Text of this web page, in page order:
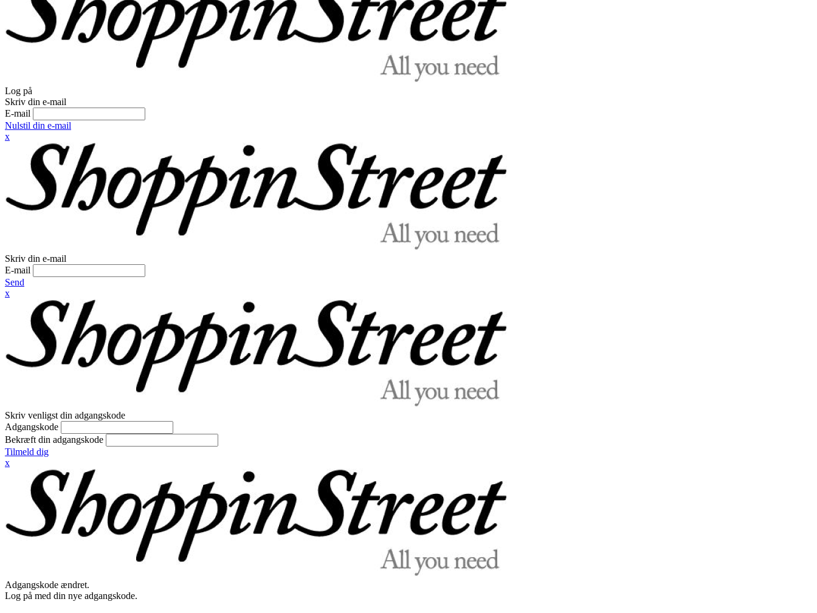
Log på
Skriv din e-mail
E-mail
Nulstil din e-mail
x
Skriv din e-mail
E-mail
Send
x
Skriv venligst din adgangskode
Adgangskode
Bekræft din adgangskode
Tilmeld dig
x
Adgangskode ændret.
Log på med din nye adgangskode.